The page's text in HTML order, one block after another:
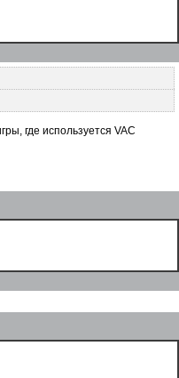
где используется VAC